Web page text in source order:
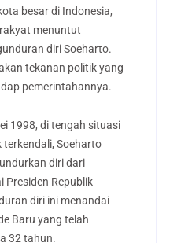
besar di Indonesia,
menuntut
diri Soeharto.
tekanan politik yang
pemerintahannya.
1998, di tengah situasi
Soeharto
diri dari
Presiden Republik
diri ini menandai
Baru yang telah
32 tahun.